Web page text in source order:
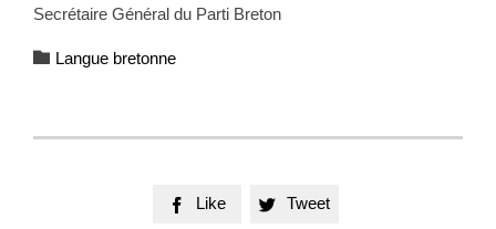
Secrétaire Général du Parti Breton
 Category
Langue bretonne
 Like  Tweet